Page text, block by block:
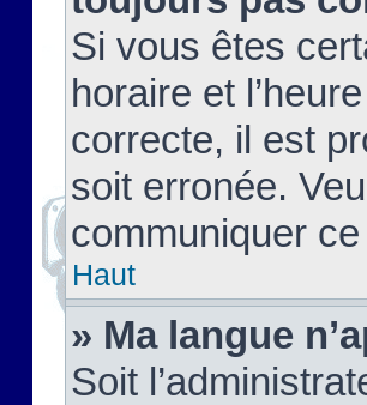
Si vous êtes
horaire et
correcte, il est
soit erronée.
communiquer
Haut
» Ma langue
Soit